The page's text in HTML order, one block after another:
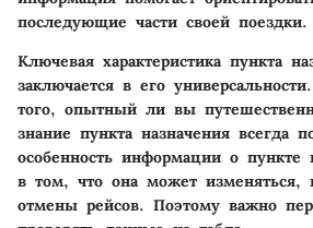
последующие части своей поездки.
Ключевая характеристика пункта
заключается в его
того, опытный ли вы
знание пункта назначения всегда
особенность информации о пункте
в том, что она может изменяться,
отмены рейсов. Поэтому важно